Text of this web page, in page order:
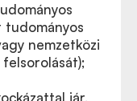
nemzetközi
jár,